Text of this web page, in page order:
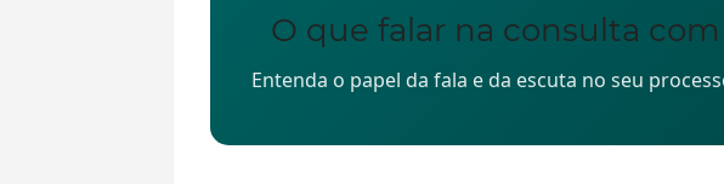
O que falar na consulta com
Entenda o papel da fala e da escuta no seu